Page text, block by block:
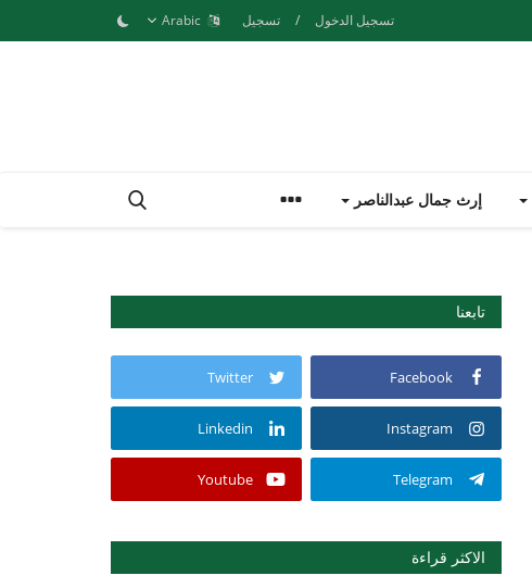
تسجيل الدخول / تسجيل
إرث جمال عبدالناصر
تابعنا
Facebook
Twitter
Instagram
Linkedin
Telegram
Youtube
الاكثر قراءة